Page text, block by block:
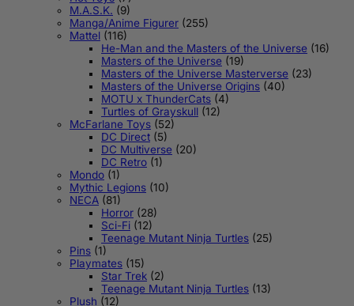
M.A.S.K. (9)
Manga/Anime Figurer (255)
Mattel (116)
He-Man and the Masters of the Universe (16)
Masters of the Universe (19)
Masters of the Universe Masterverse (23)
Masters of the Universe Origins (40)
MOTU x ThunderCats (4)
Turtles of Grayskull (12)
McFarlane Toys (52)
DC Direct (5)
DC Multiverse (20)
DC Retro (1)
Mondo (1)
Mythic Legions (10)
NECA (81)
Horror (28)
Sci-Fi (12)
Teenage Mutant Ninja Turtles (25)
Pins (1)
Playmates (15)
Star Trek (2)
Teenage Mutant Ninja Turtles (13)
Plush (12)